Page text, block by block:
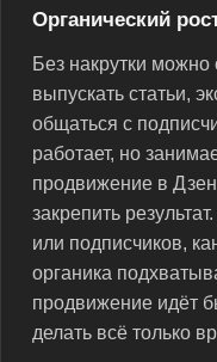
Органический
Без накрутки можно
выпускать статьи,
общаться с
работает, но
продвижение в
закрепить
или подписчиков,
органика
продвижение идёт
делать всё только